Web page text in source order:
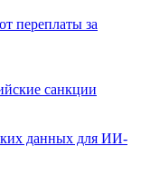
переплаты за
санкции
данных для ИИ-